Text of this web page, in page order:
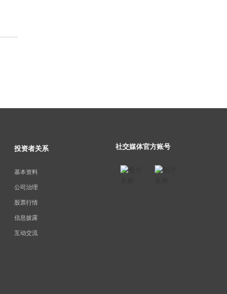
投资者关系
基本资料
公司治理
股票行情
信息披露
互动交流
社交媒体官方账号